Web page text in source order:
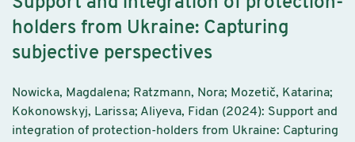
holders from Ukraine: Capturing
subjective perspectives
Nowicka, Magdalena; Ratzmann, Nora; Mozetič, Katarina;
Kokonowskyj, Larissa; Aliyeva, Fidan (2024): Support and
integration of protection-holders from Ukraine: Capturing